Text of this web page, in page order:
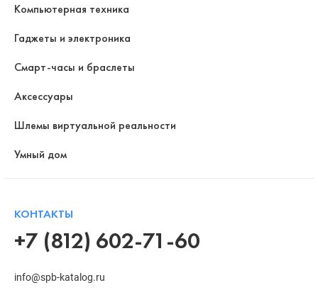
Компьютерная техника
Гаджеты и электроника
Смарт-часы и браслеты
Аксессуары
Шлемы виртуальной реальности
Умный дом
КОНТАКТЫ
+7 (812) 602-71-60
info@spb-katalog.ru